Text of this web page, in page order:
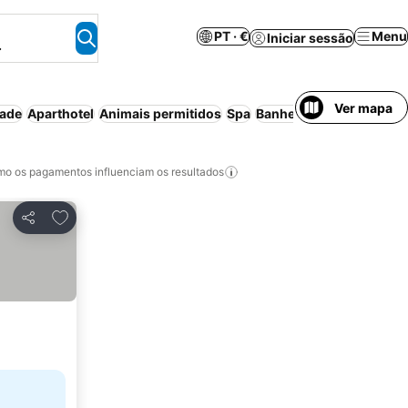
PT · € Iniciar sessão Menu
Aparthotel Animais permitidos Spa Banheira deVer mapa
os pagamentos influenciam os resultados
Partilhar
Adicionar aos favoritos